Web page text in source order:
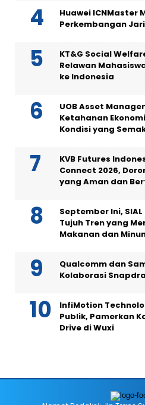
Huawei ICNMaster
Perkembangan
KT&G Social
Relawan
ke Indonesia
UOB Asset
Ketahanan
Kondisi yang
KVB Futures
Connect 2026,
yang Aman dan
September Ini,
Tujuh Tren yang
Makanan dan
Qualcomm dan
Kolaborasi
InfiMotion
Publik, Pamerkan
Drive di Wuxi